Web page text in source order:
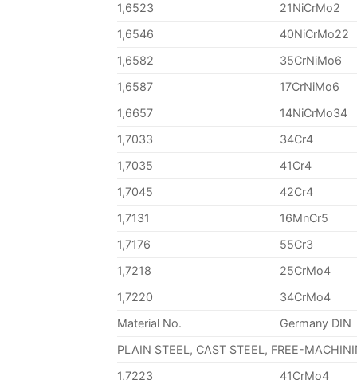
1,6523
21NiCrMo2
1,6546
40NiCrMo22
1,6582
35CrNiMo6
1,6587
17CrNiMo6
1,6657
14NiCrMo34
1,7033
34Cr4
1,7035
41Cr4
1,7045
42Cr4
1,7131
16MnCr5
1,7176
55Cr3
1,7218
25CrMo4
1,7220
34CrMo4
Material No.
Germany DIN
PLAIN STEEL, CAST STEEL, FREE-
1,7223
41CrMo4